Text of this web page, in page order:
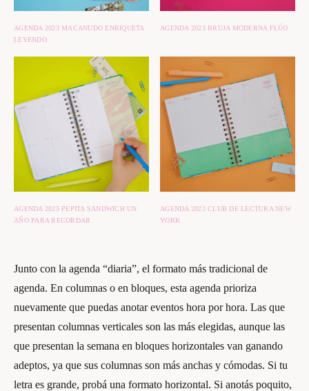
AGENDA 2023 MACANUDO ENRIQUETA
LEYENDO
AGENDA 2023 BRUJA MODERNA FLÚO
AGENDA 2023 PEPITA SANDWICH UN
AÑO PARA RECORDAR
AGENDA 2023 CLUB DE LECTURA NEW
YORK
Junto con la agenda “diaria”, el formato más tradicional de
agenda. En columnas o en bloques, esta agenda prioriza
nuevamente que puedas anotar eventos hora por hora. Las que
presentan columnas verticales son las más elegidas, aunque las
que presentan la semana en bloques horizontales van ganando
adeptos, ya que sus columnas son más anchas y cómodas. Si tu
letra es grande, probá una formato horizontal. Si anotás poquito,